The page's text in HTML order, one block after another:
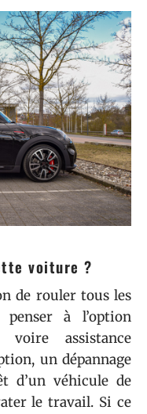
voiture ?
de rouler tous les
à l’option
voire assistance
un dépannage
d’un véhicule de
le travail. Si ce